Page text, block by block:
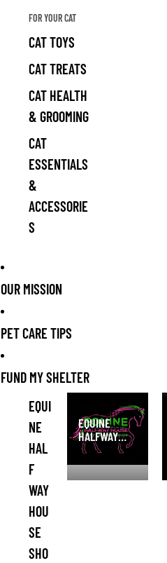
FOR YOUR CAT
CAT TOYS
CAT TREATS
CAT HEALTH
& GROOMING
CAT
ESSENTIALS
&
ACCESSORIE
S
OUR MISSION
PET CARE TIPS
FUND MY SHELTER
EQUI
NE
HAL
F
WAY
HOU
SE
SHO
House Pony
Rescue and
Refuge Shop
EQUINE
HALFWAY
HOUSE PONY
RESCUE AND
REFUGE